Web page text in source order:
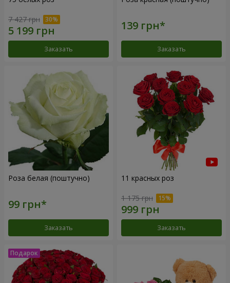
7 427 грн
Заказать Заказать
Роза белая (поштучно)
Заказать
11 красных роз
1 175 грн
Заказать